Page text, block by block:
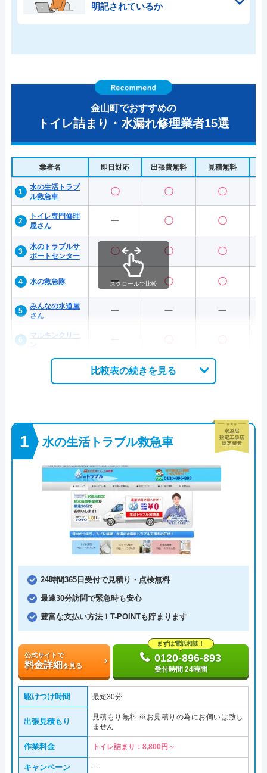
明記されているか
金山町でおすすめの
トイレ詰まり・水漏れ修理業者15選
業者名 即日対応 出張費無料 見積無料
水の生活トラブ
ル救急車
〇 〇 〇
トイレ専門修理
屋さん
ー 〇 〇
水のトラブルサ
ポートセンター
〇 〇 〇
水の救急隊 ー 〇 〇
みんなの水道屋
さん
ー ー ー
マルキンクリー
スクロールで比較
比較表の続きを見る
水の生活トラブル救急車
24時間365日受付で見積り・点検無料
最速30分訪問で緊急時も安心
豊富な支払い方法！T-POINTも貯まります
公式サイトで
料金詳細を見る
まずは電話相談！
0120-896-893
受付時間 24時間
駆けつけ時間 最短30分
出張見積もり
見積もり無料 ※お見積りの為にお伺いは致し
ません
作業料金 トイレ詰まり：8,800円～
キャンペーン ―